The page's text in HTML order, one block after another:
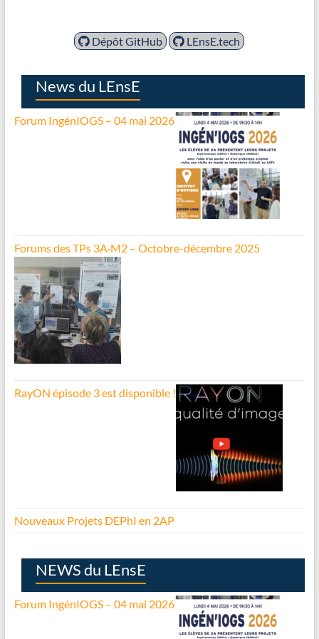
Dépôt GitHub LEnsE.tech
News du LEnsE
Forum IngénIOGS – 04 mai 2026
Forums des TPs 3A·M2 – Octobre-décembre 2025
RayON épisode 3 est disponible !
Nouveaux Projets DEPhI en 2AP
NEWS du LEnsE
Forum IngénIOGS – 04 mai 2026